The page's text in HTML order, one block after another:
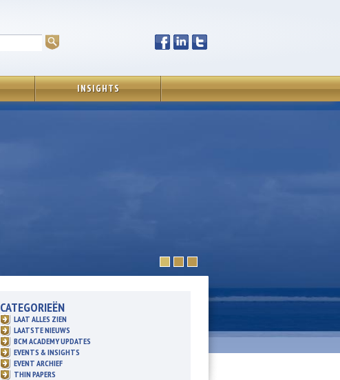
INSIGHTS
CATEGORIEËN
LAAT ALLES ZIEN
LAATSTE NIEUWS
BCM ACADEMY UPDATES
EVENTS & INSIGHTS
EVENT ARCHIEF
THIN PAPERS